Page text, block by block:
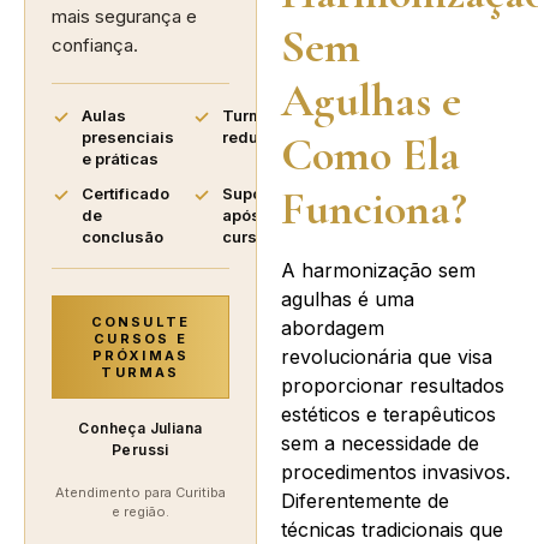
mais segurança e
confiança.
Aulas
presenciais
e práticas
Turmas
reduzidas
Certificado
de
conclusão
Suporte
após o
curso
CONSULTE
CURSOS E
PRÓXIMAS
TURMAS
Conheça Juliana
Perussi
Atendimento para Curitiba
e região.
Sem
Agulhas e
Como Ela
Funciona?
A harmonização sem
agulhas é uma
abordagem
revolucionária que visa
proporcionar resultados
estéticos e terapêuticos
sem a necessidade de
procedimentos invasivos.
Diferentemente de
técnicas tradicionais que